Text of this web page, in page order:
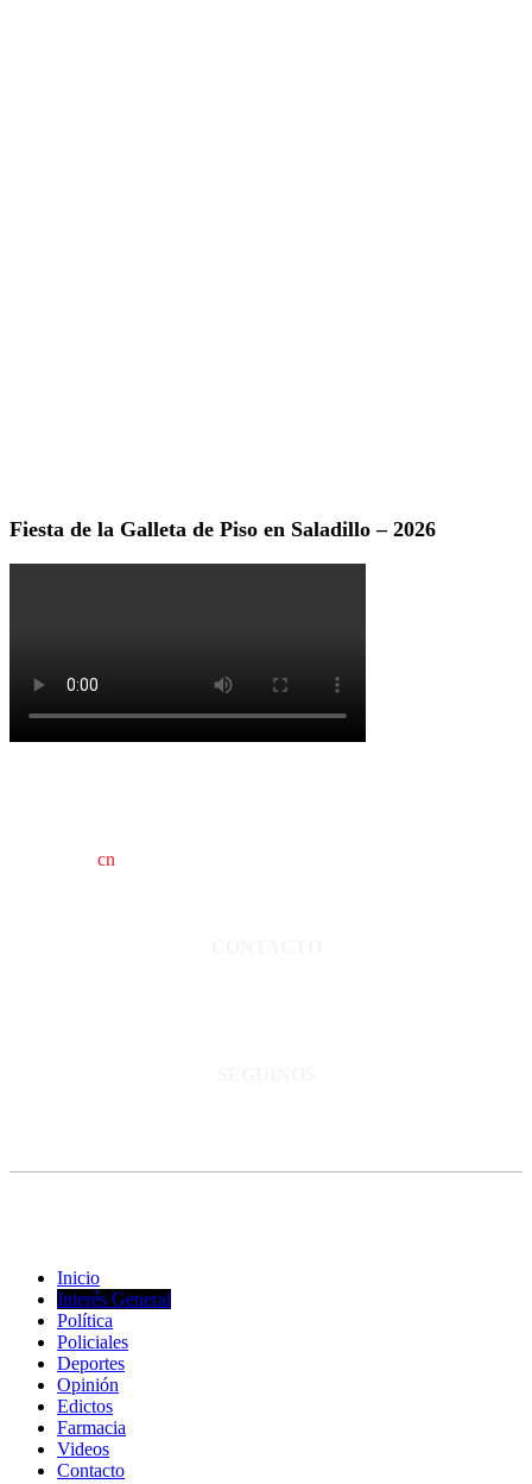
Fiesta de la Galleta de Piso en Saladillo – 2026
cn
Inicio
Interés General
Política
Policiales
Deportes
Opinión
Edictos
Farmacia
Videos
Contacto